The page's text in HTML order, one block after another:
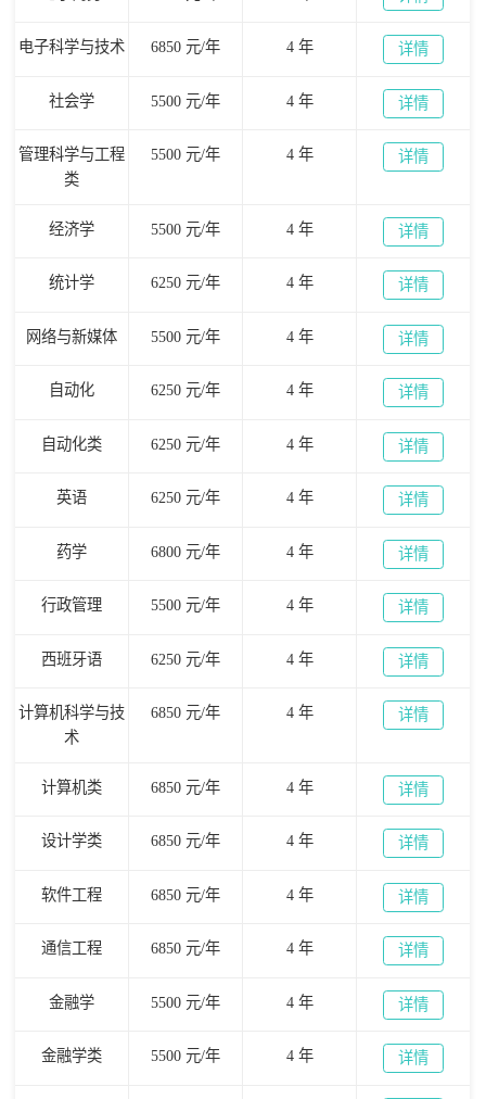
电子科学与技术 6850 元/年 4 年 详情
社会学 5500 元/年 4 年 详情
管理科学与工程
类
5500 元/年 4 年 详情
经济学 5500 元/年 4 年 详情
统计学 6250 元/年 4 年 详情
网络与新媒体 5500 元/年 4 年 详情
自动化 6250 元/年 4 年 详情
自动化类 6250 元/年 4 年 详情
英语 6250 元/年 4 年 详情
药学 6800 元/年 4 年 详情
行政管理 5500 元/年 4 年 详情
西班牙语 6250 元/年 4 年 详情
计算机科学与技
术
6850 元/年 4 年 详情
计算机类 6850 元/年 4 年 详情
设计学类 6850 元/年 4 年 详情
软件工程 6850 元/年 4 年 详情
通信工程 6850 元/年 4 年 详情
金融学 5500 元/年 4 年 详情
金融学类 5500 元/年 4 年 详情